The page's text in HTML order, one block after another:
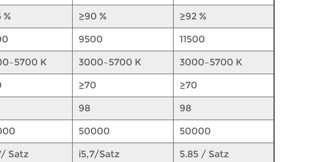
% ≥90 % ≥92 %
9500 11500
K 3000–5700 K 3000–5700 K
≥70 ≥70
98 98
50000 50000
Satz i5,7/Satz 5.85 / Satz